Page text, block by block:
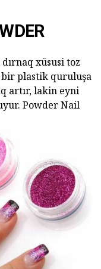
xüsusi toz
plastik quruluşa
artır, lakin eyni
Powder Nail